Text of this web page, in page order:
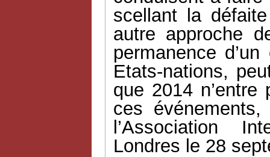
scellant la
autre approche
permanence
Etats-nations,
que 2014
ces
l’Association
Londres le 28